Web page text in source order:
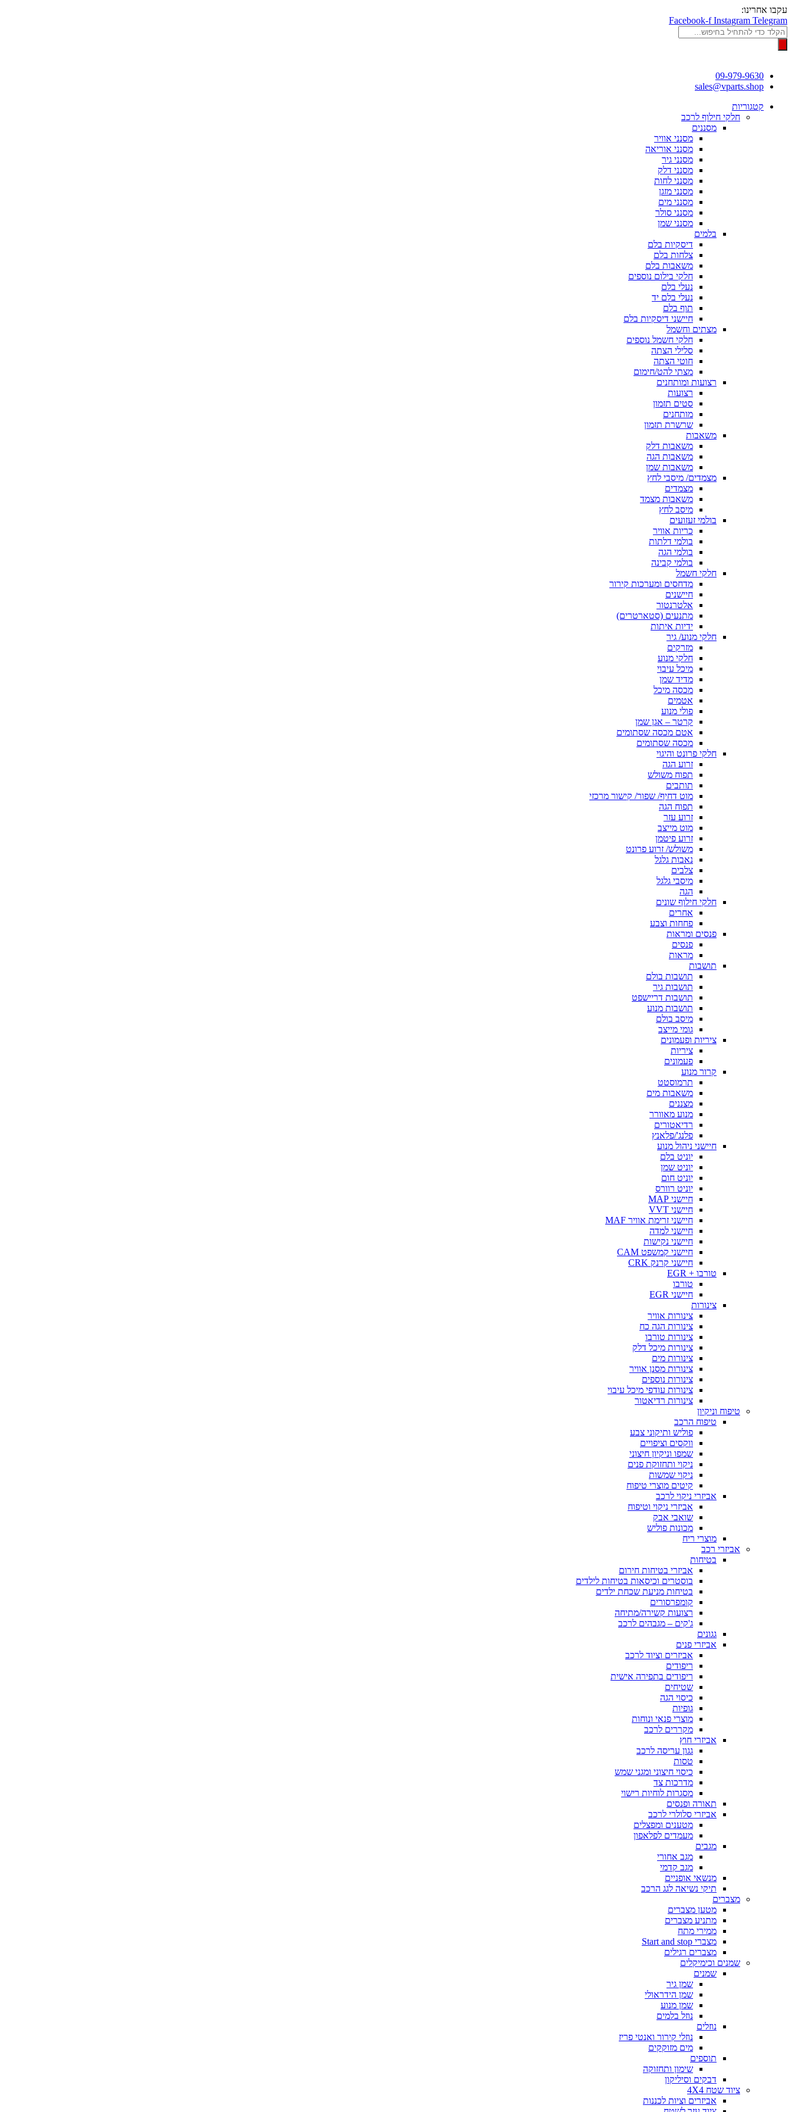
דלג
לתוכן
עקבו אחרינו:
Facebook-f Instagram Telegram
Products
search
09-979-9630
sales@vparts.shop
קטגוריות
חלקי חילוף לרכב
מסננים
מסנני אוויר
מסנני אוריאה
מסנני גיר
מסנני דלק
מסנני לחות
מסנני מזגן
מסנני מים
מסנני סולר
מסנני שמן
בלמים
דיסקיות בלם
צלחות בלם
משאבות בלם
חלקי בילום נוספים
נעלי בלם
נעלי בלם יד
תוף בלם
חיישני דיסקיות בלם
מצתים וחשמל
חלקי חשמל נוספים
סלילי הצתה
חוטי הצתה
מצתי להט/חימום
רצועות ומותחנים
רצועות
סטים תזמון
מותחנים
שרשרת תזמון
משאבות
משאבות דלק
משאבות הגה
משאבות שמן
מצמדים/ מיסבי לחץ
מצמדים
משאבות מצמד
מיסב לחץ
בולמי זעזועים
כריות אוויר
בולמי דלתות
בולמי הגה
בולמי קבינה
חלקי חשמל
מדחסים ומערכות קירור
חיישנים
אלטרנטור
מתנעים (סטארטרים)
ידיות איתות
חלקי מנוע/ גיר
מזרקים
חלקי מנוע
מיכל עיבוי
מדיד שמן
מכסה מיכל
אטמים
פולי מנוע
קרטר – אגן שמן
אטם מכסה שסתומים
מכסה שסתומים
חלקי פרונט והיגוי
זרוע הגה
תפוח משולש
תותבים
מוט דחיף/ שפור/ קישור מרכזי
תפוח הגה
זרוע עזר
מוט מייצב
זרוע פיטמן
משולש/ זרוע פרונט
נאבות גלגל
צלבים
מיסבי גלגל
הגה
חלקי חילוף שונים
אחרים
פחחות וצבע
פנסים ומראות
פנסים
מראות
תושבות
תושבות בולם
תושבות גיר
תושבות דריישפט
תושבות מנוע
מיסב בולם
גומי מייצב
ציריות ופעמונים
ציריות
פעמונים
קרור מנוע
תרמוסטט
משאבות מים
מצננים
מנוע מאוורר
רדיאטורים
פלנג'/פלאנץ
חיישני ניהול מנוע
יוניט בלם
יוניט שמן
יוניט חום
יוניט רוורס
חיישני MAP
חיישני VVT
חיישני זרימת אוויר MAF
חיישני למדה
חיישני נקישות
חיישני קמשפט CAM
חיישני קרנק CRK
טורבו + EGR
טורבו
חיישני EGR
צינורות
צינורות אוויר
צינורות הגה כח
צינורות טורבו
צינורות מיכל דלק
צינורות מים
צינורות מסנן אוויר
צינורות נוספים
צינורות עודפי מיכל עיבוי
צינורות רדיאטור
טיפוח וניקיון
טיפוח הרכב
פוליש ותיקוני צבע
ווקסים וציפויים
שמפו וניקיון חיצוני
ניקוי ותחזוקת פנים
ניקוי שמשות
קיטים מוצרי טיפוח
אביזרי ניקוי לרכב
אביזרי ניקוי וטיפוח
שואבי אבק
מכונות פוליש
מוצרי ריח
אביזרי רכב
בטיחות
אביזרי בטיחות חירום
בוסטרים וכיסאות בטיחות לילדים
בטיחות מניעת שכחת ילדים
קומפרסורים
רצועות קשירה/מתיחה
ג'קים – מגבהים לרכב
גגונים
אביזרי פנים
אביזרים וציוד לרכב
ריפודים
ריפודים בתפירה אישית
שטיחים
כיסוי הגה
גופיות
מוצרי פנאי ונוחות
מקררים לרכב
אביזרי חוץ
גגון עריסה לרכב
טסות
כיסוי חיצוני ומגני שמש
מדרכות צד
מסגרות לוחיות רישוי
תאורה ופנסים
אביזרי סלולרי לרכב
מטענים ומפצלים
מעמדים לפלאפון
מגבים
מגב אחורי
מגב קדמי
מנשאי אופניים
תיקי נשיאה לגג הרכב
מצברים
מטען מצברים
מתניע מצברים
ממירי מתח
מצברי Start and stop
מצברים רגילים
שמנים וכימיקלים
שמנים
שמן גיר
שמן הידראולי
שמן מנוע
נוזל בלמים
נוזלים
נוזלי קירור ואנטי פריז
מים מזוקקים
תוספים
שימון ותחזוקה
דבקים וסיליקון
ציוד שטח 4X4
אביזרים וציות לכננות